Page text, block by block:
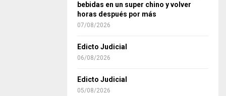
bebidas en un super chino y volver
horas después por más
07/08/2026
Edicto Judicial
06/08/2026
Edicto Judicial
05/08/2026